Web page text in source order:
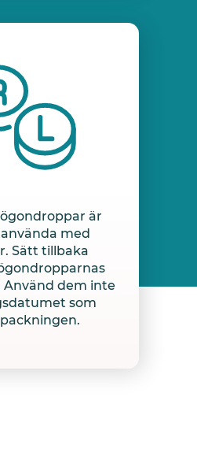
ögondroppar är
med
Sätt tillbaka
dem inte
som